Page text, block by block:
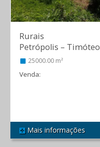
REF 361
Rurais
Petrópolis – Timóteo
25000.00 m²
Venda:
Mais informações